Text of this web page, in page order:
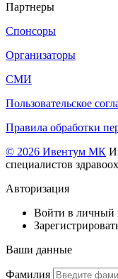
Партнеры
Спонсоры
Организаторы
СМИ
Пользовательское
Правила обработки
© 2026 Ивентум МК
специалистов
Авторизация
Войти в личный
Ваши данные
Фамилия